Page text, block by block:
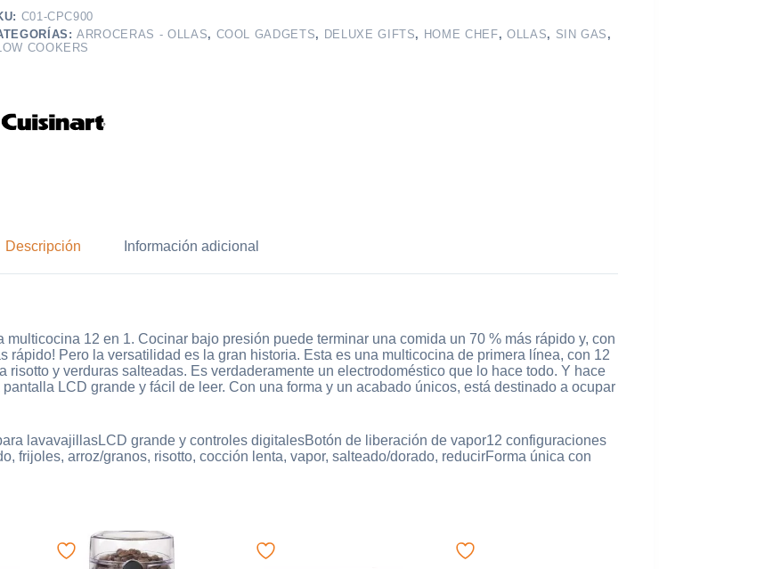
C01-CPC900
ARROCERAS - OLLAS, COOL GADGETS, DELUXE GIFTS, HOME CHEF, OLLAS, SIN GAS ,
COOKERS
Descripción Información adicional
12 en 1. Cocinar bajo presión puede terminar una comida un 70 % más rápido y, con
rápido! Pero la versatilidad es la gran historia. Esta es una multicocina de primera línea, con 12
y verduras salteadas. Es verdaderamente un electrodoméstico que lo hace todo. Y hace
LCD grande y fácil de leer. Con una forma y un acabado únicos, está destinado a ocupar
lavavajillasLCD grande y controles digitalesBotón de liberación de vapor12 configuraciones
frijoles, arroz/granos, risotto, cocción lenta, vapor, salteado/dorado, reducirForma única con